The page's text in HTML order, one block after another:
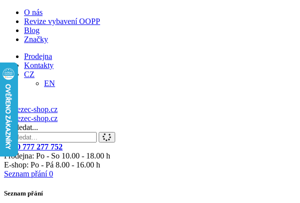
O nás
Revize vybavení OOPP
Blog
Značky
Prodejna
Kontakty
CZ
EN
Vyhledat...
+420 777 277 752
Prodejna: Po - So 10.00 - 18.00 h
E-shop: Po - Pá 8.00 - 16.00 h
Seznam přání 0
Seznam přání